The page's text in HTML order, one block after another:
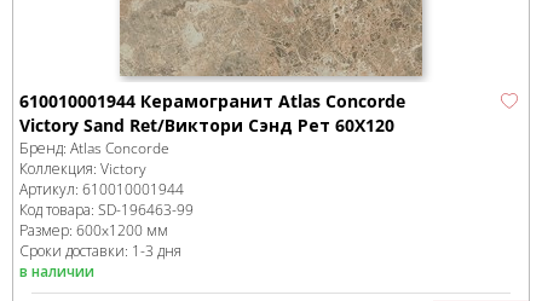
610010001944 Керамогранит Atlas Concorde
Victory Sand Ret/Виктори Сэнд Рет 60X120
Бренд: Atlas Concorde
Коллекция: Victory
Артикул: 610010001944
Код товара: SD-196463-99
Размер: 600x1200 мм
Сроки доставки: 1-3 дня
в наличии